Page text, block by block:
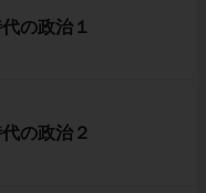
の政治１
の政治２